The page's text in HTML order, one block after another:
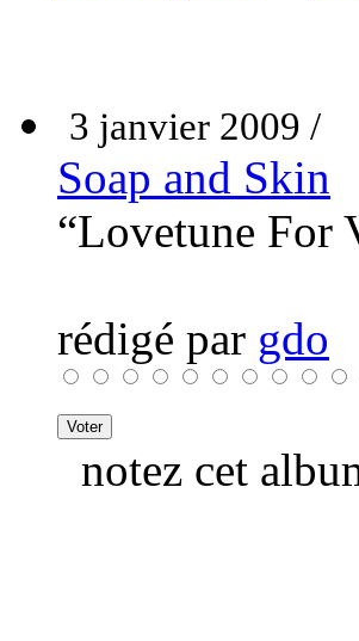
3 janvier 2009 /
Soap and Skin
“Lovetune For
rédigé par gdo
notez cet